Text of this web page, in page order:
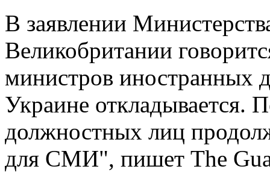
В заявлении
Великобритании
министров иностранных
Украине откладывается.
должностных лиц
для СМИ", пишет The